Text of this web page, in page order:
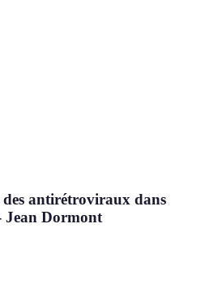
antirétroviraux dans
Dormont